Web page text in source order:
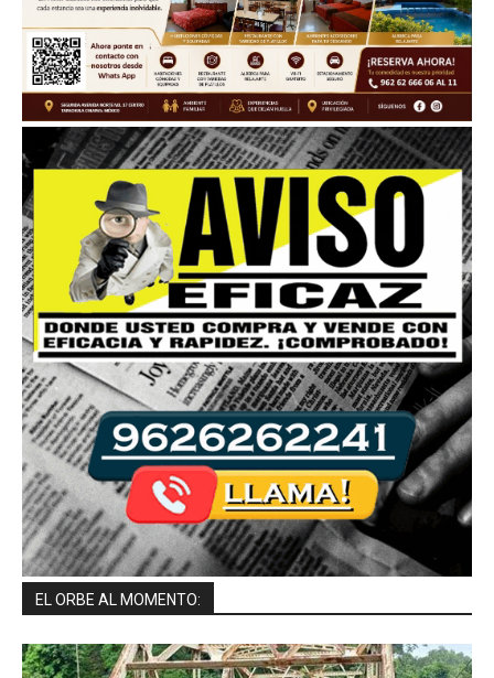
EL ORBE AL MOMENTO: